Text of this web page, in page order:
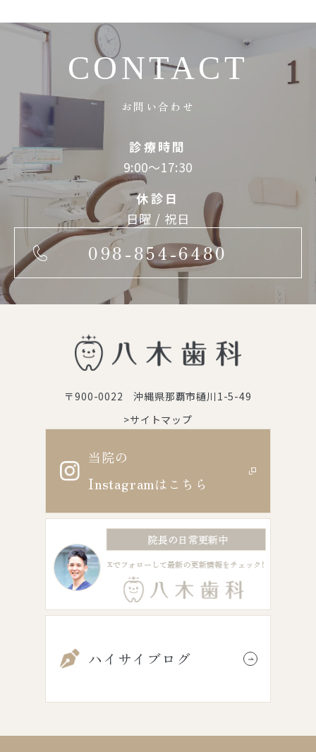
CONTACT
お問い合わせ
診療時間
9:00～17:30
休診日
日曜 / 祝日
098-854-6480
〒900-0022 沖縄県那覇市樋川1-5-49
>サイトマップ
当院の
Instagramはこちら
ハイサイブログ